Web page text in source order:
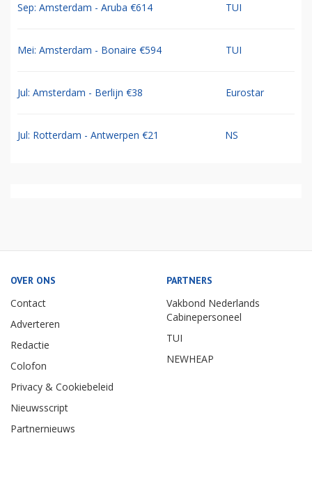
Sep: Amsterdam - Aruba €614 TUI
Mei: Amsterdam - Bonaire €594 TUI
Jul: Amsterdam - Berlijn €38 Eurostar
Jul: Rotterdam - Antwerpen €21 NS
OVER ONS
Contact
Adverteren
Redactie
Colofon
Privacy & Cookiebeleid
Nieuwsscript
Partnernieuws
PARTNERS
Vakbond Nederlands
Cabinepersoneel
TUI
NEWHEAP